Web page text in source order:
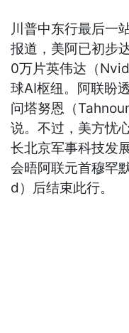
川普中东行最后一
报道，美阿已初步
0万片英伟达（
球AI枢纽。阿联盼
问塔努恩（
说。不过，美方忧
长北京军事科技发
会晤阿联元首穆罕
d）后结束此行。